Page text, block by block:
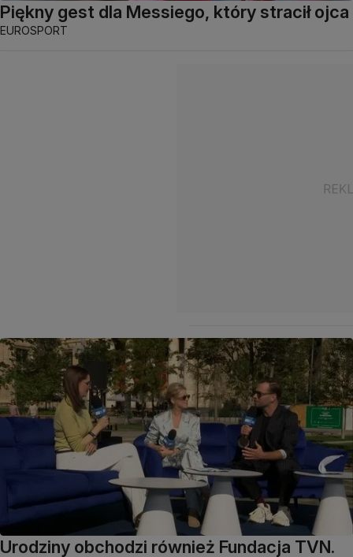
Piękny gest dla Messiego, który stracił ojca
EUROSPORT
Urodziny obchodzi również Fundacja TVN.